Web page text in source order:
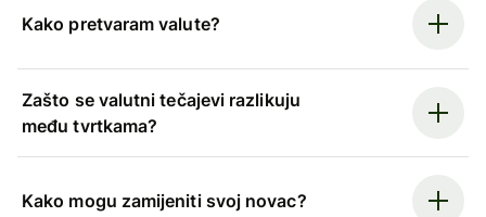
Kako pretvaram valute?
Zašto se valutni tečajevi razlikuju
među tvrtkama?
Kako mogu zamijeniti svoj novac?